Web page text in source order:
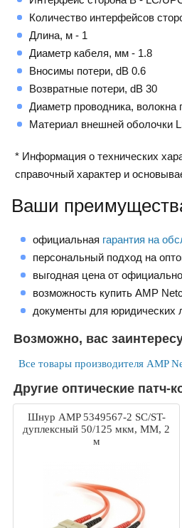
Количество интерфейсов
Длина, м - 1
Диаметр кабеля, мм - 1.8
Вносимы потери, dB 0.6
Возвратные потери, dB 30
Диаметр проводника,
Материал внешней оболочки
* Информация о технических
справочный характер и
Ваши
официальная гарантия на
персональный подход на
выгодная цена от
возможность купить AMP
документы для юридических
Возможно, вас
Все товары производителя AMP
Другие оптические патч-
Шнур AMP 5349567-2 SC/ST-
дуплексный 50/125 мкм, MM, 2
м